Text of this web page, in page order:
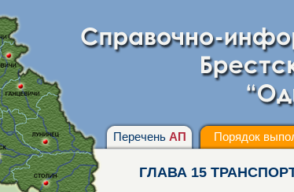
Перечень АП Порядок
ГЛАВА 15